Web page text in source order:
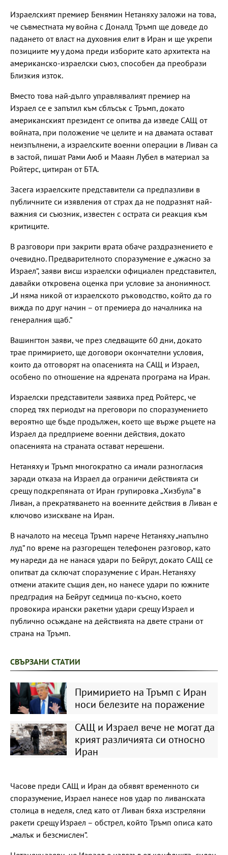
Израелският премиер Бенямин Нетаняху заложи на това,
че съвместната му война с Доналд Тръмп ще доведе до
падането от власт на духовния елит в Иран и ще укрепи
позициите му у дома преди изборите като архитекта на
американско-израелски съюз, способен да преобрази
Близкия изток.
Вместо това най-дълго управлявалият премиер на
Израел се е запътил към сблъсък с Тръмп, докато
американският президент се опитва да изведе САЩ от
войната, при положение че целите и на двамата остават
неизпълнени, а израелските военни операции в Ливан са
в застой, пишат Рами Аюб и Мааян Лубел в материал за
Ройтерс, цитиран от БТА.
Засега израелските представители са предпазливи в
публичните си изявления от страх да не подразнят най-
важния си съюзник, известен с острата си реакция към
критиците.
В разговори при закрити врата обаче раздразнението е
очевидно. Предварителното споразумение е „ужасно за
Израел“, заяви висш израелски официален представител,
давайки откровена оценка при условие за анонимност.
„И няма никой от израелското ръководство, който да го
вижда по друг начин – от премиера до началника на
генералния щаб.“
Вашингтон заяви, че през следващите 60 дни, докато
трае примирието, ще договори окончателни условия,
които да отговорят на опасенията на САЩ и Израел,
особено по отношение на ядрената програма на Иран.
Израелски представители заявиха пред Ройтерс, че
според тях периодът на преговори по споразумението
вероятно ще бъде продължен, което ще върже ръцете на
Израел да предприеме военни действия, докато
опасенията на страната остават нерешени.
Нетаняху и Тръмп многократно са имали разногласия
заради отказа на Израел да ограничи действията си
срещу подкрепяната от Иран групировка „Хизбула“ в
Ливан, а прекратяването на военните действия в Ливан е
ключово изискване на Иран.
В началото на месеца Тръмп нарече Нетаняху „напълно
луд“ по време на разгорещен телефонен разговор, като
му нареди да не нанася удари по Бейрут, докато САЩ се
опитват да сключат споразумение с Иран. Нетаняху
отмени атаките същия ден, но нанесе удари по южните
предградия на Бейрут седмица по-късно, което
провокира ирански ракетни удари срещу Израел и
публично осъждане на действията на двете страни от
страна на Тръмп.
СВЪРЗАНИ СТАТИИ
Примирието на Тръмп с Иран
носи белезите на поражение
САЩ и Израел вече не могат да
крият различията си относно
Иран
Часове преди САЩ и Иран да обявят временното си
споразумение, Израел нанесе нов удар по ливанската
столица в неделя, след като от Ливан бяха изстреляни
ракети срещу Израел – обстрел, който Тръмп описа като
„малък и безсмислен“.